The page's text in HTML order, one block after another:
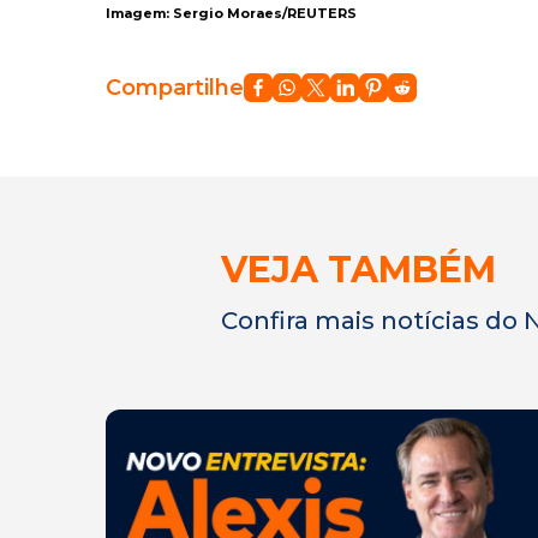
Imagem: Sergio Moraes/REUTERS
Compartilhe
VEJA TAMBÉM
Confira mais notícias do